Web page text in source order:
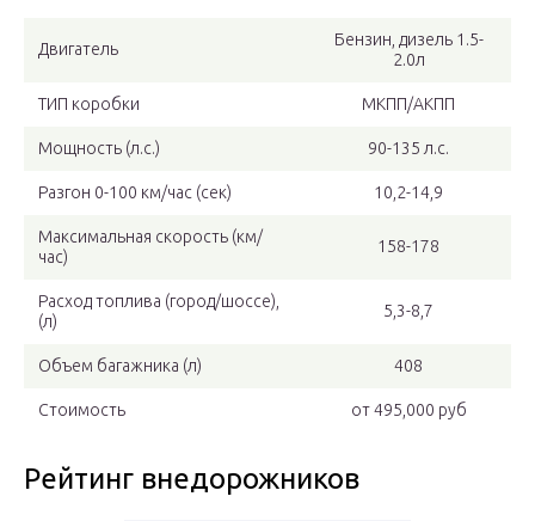
Двигатель
Бензин, дизель 1.5-
2.0л
ТИП коробки МКПП/АКПП
Мощность (л.с.) 90-135 л.с.
Разгон 0-100 км/час (сек) 10,2-14,9
Максимальная скорость (км/
час)
158-178
Расход топлива (город/шоссе),
(л)
5,3-8,7
Объем багажника (л) 408
Стоимость от 495,000 руб
Рейтинг внедорожников